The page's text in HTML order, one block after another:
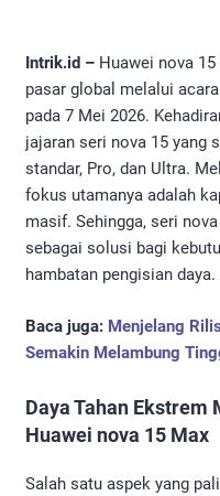
Intrik.id – Huawei nova
pasar global melalui
pada 7 Mei 2026.
jajaran seri nova 15 yang
standar, Pro, dan Ultra.
fokus utamanya adalah
masif. Sehingga, seri
sebagai solusi bagi
hambatan pengisian daya.
Baca juga: Menjelang
Semakin Melambung
Daya Tahan Ekstrem
Huawei nova 15 Max
Salah satu aspek yang